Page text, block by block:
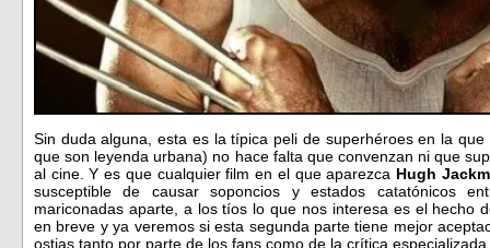
Sin duda alguna, esta es la típica peli de superhéroes en la
que son leyenda urbana) no hace falta que convenzan ni que
al cine. Y es que cualquier film en el que aparezca Hugh
susceptible de causar soponcios y estados catatónicos
mariconadas aparte, a los tíos lo que nos interesa es el hecho
en breve y ya veremos si esta segunda parte tiene mejor
ostias tanto por parte de los fans como de la crítica